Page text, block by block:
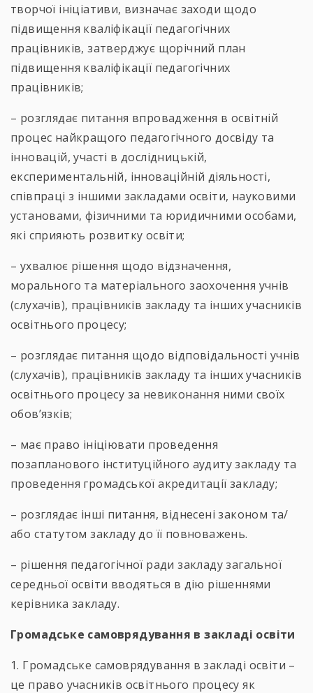
творчої ініціативи, визначає заходи щодо
підвищення кваліфікації педагогічних
працівників, затверджує щорічний план
підвищення кваліфікації педагогічних
працівників;
– розглядає питання впровадження в освітній
процес найкращого педагогічного досвіду та
інновацій, участі в дослідницькій,
експериментальній, інноваційній діяльності,
співпраці з іншими закладами освіти, науковими
установами, фізичними та юридичними особами,
які сприяють розвитку освіти;
– ухвалює рішення щодо відзначення,
морального та матеріального заохочення учнів
(слухачів), працівників закладу та інших учасників
освітнього процесу;
– розглядає питання щодо відповідальності учнів
(слухачів), працівників закладу та інших учасників
освітнього процесу за невиконання ними своїх
обов’язків;
– має право ініціювати проведення
позапланового інституційного аудиту закладу та
проведення громадської акредитації закладу;
– розглядає інші питання, віднесені законом та/
або статутом закладу до її повноважень.
– рішення педагогічної ради закладу загальної
середньої освіти вводяться в дію рішеннями
керівника закладу.
Громадське самоврядування в закладі освіти
1. Громадське самоврядування в закладі освіти –
це право учасників освітнього процесу як